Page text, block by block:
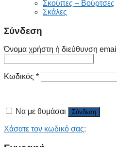
Σκούπες – Βούρτσες
Σκάλες
Σύνδεση
Όνομα χρήστη ή διεύθυνση email
Κωδικός *
Να με θυμάσαι Σύνδεση
Χάσατε τον κωδικό σας;